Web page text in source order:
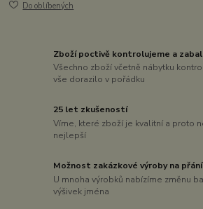
Do oblíbených
Zboží poctivě kontrolujeme a
Všechno zboží včetně nábytku
vše dorazilo v pořádku
25 let zkušeností
Víme, které zboží je kvalitní a proto
nejlepší
Možnost zakázkové výroby na
U mnoha výrobků nabízíme změnu
výšivek jména